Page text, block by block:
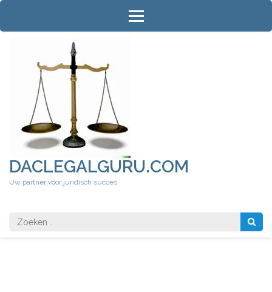
Ga
inhoud
DACLEGALGURU.COM
Uw partner voor juridisch succes
Zoeken
naar: